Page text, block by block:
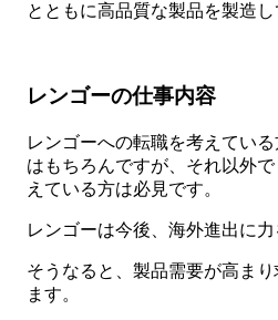
とともに高品質な製品を製造し
レンゴーの仕事内容
レンゴーへの転職を考えてい
はもちろんですが、それ以外
えている方は必見です。
レンゴーは今後、海外進出に力
そうなると、製品需要が高ま
ます。